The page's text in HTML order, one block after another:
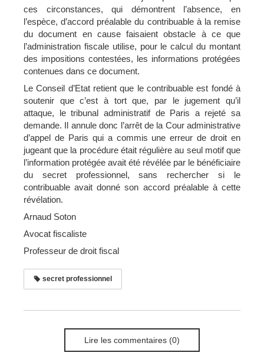
ces circonstances, qui démontrent l’absence, en
l’espèce, d’accord préalable du contribuable à la remise
du document en cause faisaient obstacle à ce que
l’administration fiscale utilise, pour le calcul du montant
des impositions contestées, les informations protégées
contenues dans ce document.
Le Conseil d’Etat retient que le contribuable est fondé à
soutenir que c’est à tort que, par le jugement qu’il
attaque, le tribunal administratif de Paris a rejeté sa
demande. Il annule donc l’arrêt de la Cour administrative
d’appel de Paris qui a commis une erreur de droit en
jugeant que la procédure était régulière au seul motif que
l’information protégée avait été révélée par le bénéficiaire
du secret professionnel, sans rechercher si le
contribuable avait donné son accord préalable à cette
révélation.
Arnaud Soton
Avocat fiscaliste
Professeur de droit fiscal
secret professionnel
Lire les commentaires (0)